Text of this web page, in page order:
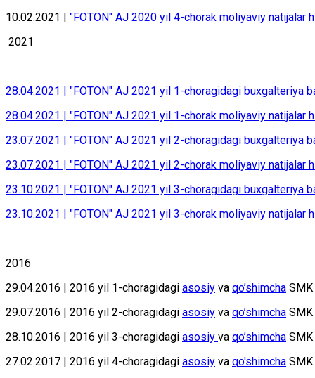
10.02.2021 | "FOTON" AJ 2020 yil 4-chorak moliyaviy natijalar
2021
28.04.2021 | "FOTON" AJ 2021 yil 1-choragidagi buxgalteriya
28.04.2021 | "FOTON" AJ 2021 yil 1-chorak moliyaviy natijalar
23.07.2021 | "FOTON" AJ 2021 yil 2-choragidagi buxgalteriya
23.07.2021 | "FOTON" AJ 2021 yil 2-chorak moliyaviy natijalar
23.10.2021 | "FOTON" AJ 2021 yil 3-choragidagi buxgalteriya
23.10.2021 | "FOTON" AJ 2021 yil 3-chorak moliyaviy natijalar
2016
29.04.2016 | 2016 yil 1-chоrаgidаgi аsоsiy va qo’shimchа SMK
29.07.2016 | 2016 yil 2-chоrаgidаgi аsоsiy va qo’shimchа SMK
28.10.2016 | 2016 yil 3-chоrаgidаgi аsоsiy va qo’shimchа SMK
27.02.2017 | 2016 yil 4-choragidagi asosiy va qo'shimcha SMK